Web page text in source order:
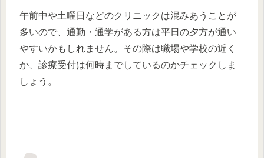
午前中や土曜日などのクリニックは混みあうことが
多いので、通勤・通学がある方は平日の夕方が通い
やすいかもしれません。その際は職場や学校の近く
か、診療受付は何時までしているのかチェックしま
しょう。